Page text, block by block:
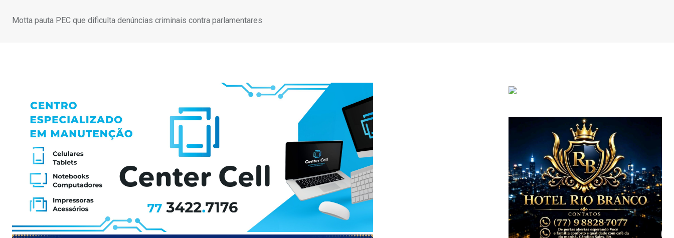
Motta pauta PEC que dificulta denúncias criminais contra parlamentares